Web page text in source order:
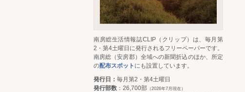
南房総生活情報誌CLIP（クリップ）は、毎月第
2・第4土曜日に発行されるフリーペーパーです。
南房総（安房郡）全域への新聞折込のほか、所定
の配布スポット にも設置しています。
発行日： 毎月第2・第4土曜日
発行部数 ：26,700部 （2026年7月現在）